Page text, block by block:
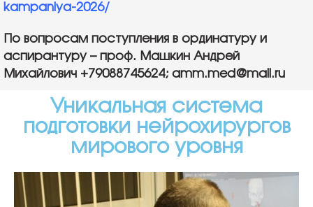
kampaniya-2026/
По вопросам поступления в ординатуру и
аспирантуру – проф. Машкин Андрей
Михайлович +79088745624; amm.med@mail.ru
Уникальная система
подготовки нейрохирургов
мирового уровня